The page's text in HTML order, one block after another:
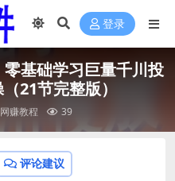
登录
基础学习巨量千川投
21节完整版）
网赚教程 39
评论建议